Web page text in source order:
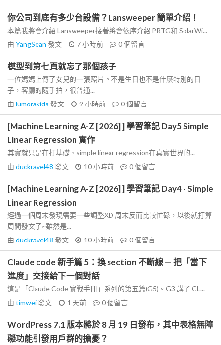
你公司到底有多少台設備？Lansweeper 簡單介紹！
本篇我將會介紹 Lansweeper接著將會依序介紹 PRTG和 SolarWi...
由 YangSean 發文 7 小時前 0個留言
模型到第七頁就忘了那個孩子
一位媽媽上傳了女兒的一張照片。不是生日也不是什麼特別的日
子，客廳的隨手拍，很普通...
由 lumorakids 發文 9 小時前 0個留言
[Machine Learning A-Z [2026] ] 學習筆記 Day5 Simple
Linear Regression 實作
其實就只是在打基礎、simple linear regression在真實世界的...
由 duckravel48 發文 10 小時前 0個留言
[Machine Learning A-Z [2026] ] 學習筆記 Day4 - Simple
Linear Regression
經過一個周末發現需要一些調整XD 周末反而比較忙碌，以後就打算
周間發文了~雖然是...
由 duckravel48 發文 10 小時前 0個留言
Claude code 新手篇 5：換 section 不斷線 — 把「當下
進度」交接給下一個對話
這是「Claude Code 實戰手冊」系列的第五篇(G5)。G3 講了 CL...
由 timwei發文 1 天前 0個留言
WordPress 7.1 版本將於 8 月 19 日發布，其中表格無障
礙功能引發用戶群的擔憂？